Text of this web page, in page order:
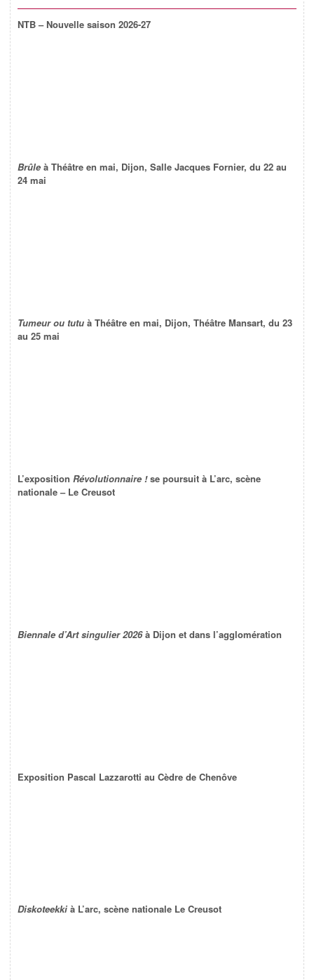
NTB – Nouvelle saison 2026-27
Brûle à Théâtre en mai, Dijon, Salle Jacques Fornier, du 22 au
24 mai
Tumeur ou tutu à Théâtre en mai, Dijon, Théâtre Mansart, du 23
au 25 mai
L’exposition Révolutionnaire !se poursuit à L’arc, scène
nationale – Le Creusot
Biennale d’Art singulier 2026à Dijon et dans l’agglomération
Exposition Pascal Lazzarotti au Cèdre de Chenôve
Diskoteekki à L’arc, scène nationale Le Creusot